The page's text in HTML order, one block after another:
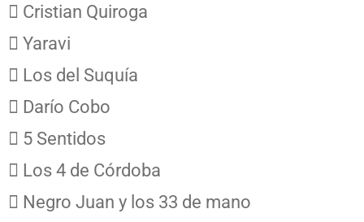
 Cristian Quiroga
 Yaravi
 Los del Suquía
 Darío Cobo
 5 Sentidos
 Los 4 de Córdoba
 Negro Juan y los 33 de mano